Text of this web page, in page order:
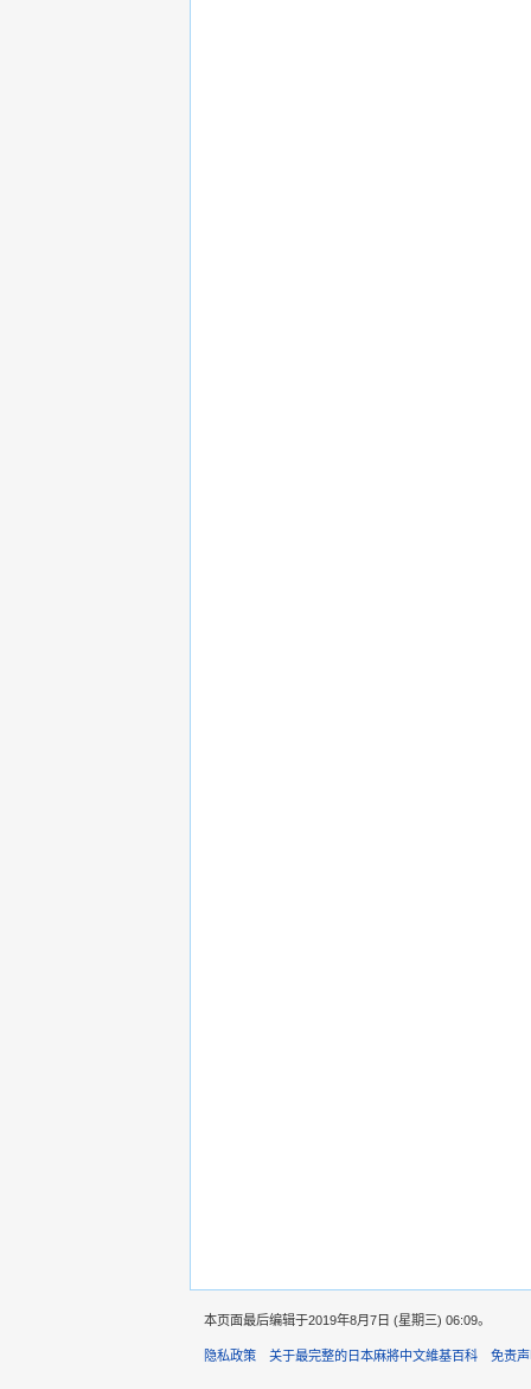
本页面最后编辑于2019年8月7日 (星期三) 06:09。
隐私政策 关于最完整的日本麻將中文維基百科 免责